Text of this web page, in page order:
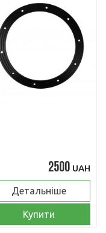
2500 UAH
Детальніше
Купити